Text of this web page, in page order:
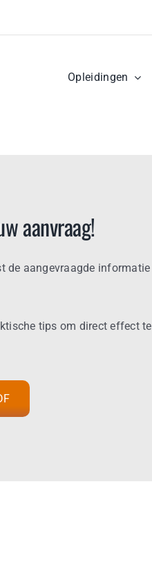
Opleidingen
aanvraag!
de aangevraagde informatie
tips om direct effect te